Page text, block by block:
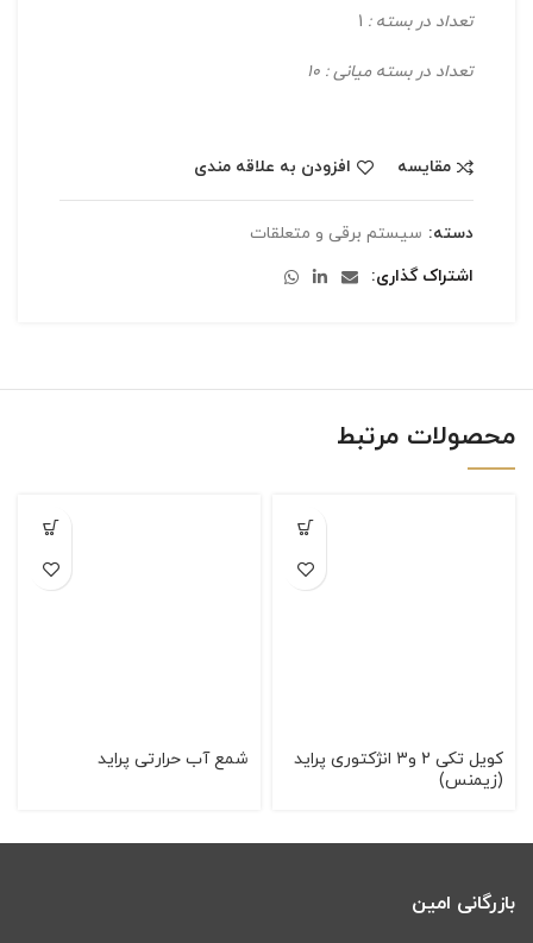
تعداد در بسته :
تعداد در بسته میانی : 10
مقایسه افزودن به علاقه مندی
دسته: سیستم برقی و متعلقات
اشتراک گذاری
محصولات مرتبط
كویل تکی 2 و3 انژکتوری پرايد
(زيمنس)
شمع آب حرارتی پراید
بازرگانی امین